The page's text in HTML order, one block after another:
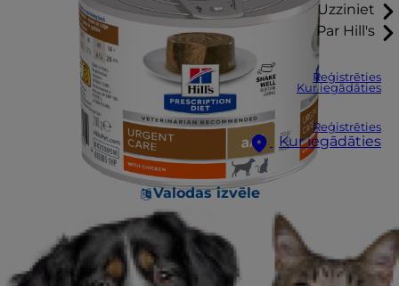
Uzziniet
Par Hill's
Reģistrēties
Kur iegādāties
Reģistrēties
Kur iegādāties
Valodas izvēle